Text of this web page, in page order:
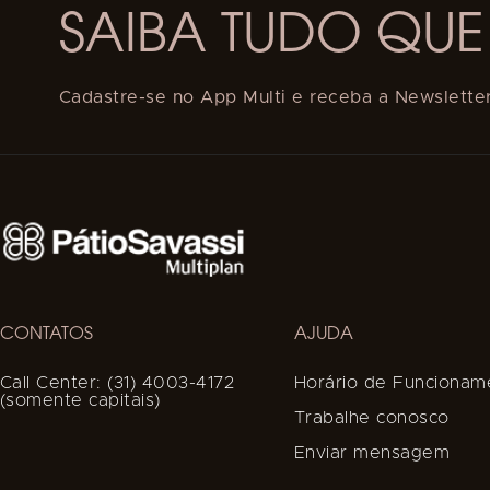
SAIBA TUDO
Cadastre-se no App Multi e receba a
CONTATOS
Call Center: (31) 4003-4172
(somente capitais)
AJUDA
Horário de
Trabalhe conosco
Enviar mensagem